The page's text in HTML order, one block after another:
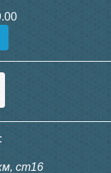
ITT.080.200.1000
GRILL.SGW-20-
Подробнее
(механ.)
ст16